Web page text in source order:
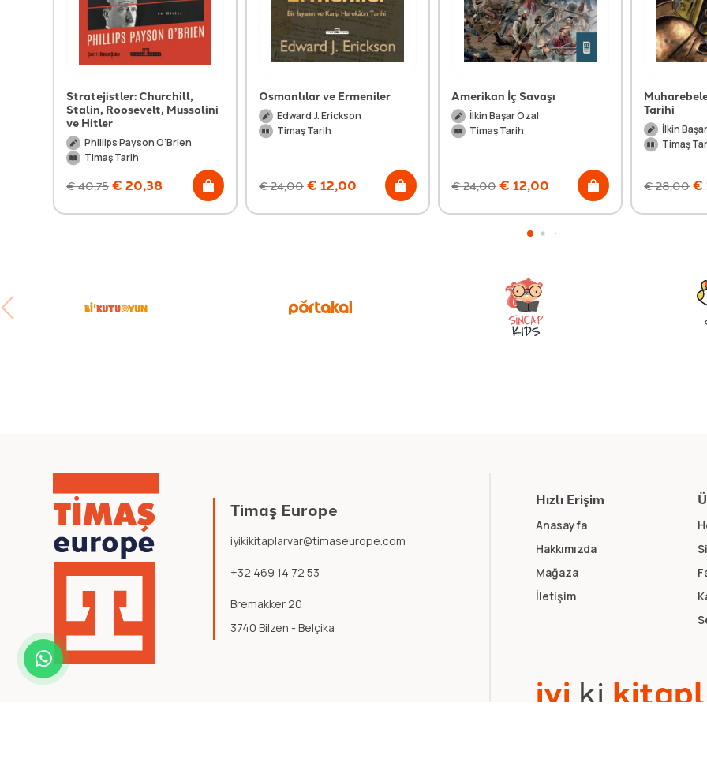
Stratejistler: Churchill,
Stalin, Roosevelt, Mussolini
ve Hitler
Phillips Payson O'Brien
Timaş Tarih
€40,75 € 20,38
Osmanlılar ve Ermeniler
Edward J. Erickson
Timaş Tarih
€24,00 € 12,00
Amerikan İç Savaşı
İlkin Başar Özal
Timaş Tarih
€24,00 € 12,00
Tarihi
İlkin
Timaş
€28,00 €
Timaş Europe
iyikikitaplarvar@timaseurope.com
+32 469 14 72 53
Bremakker 20
3740 Bilzen - Belçika
Hızlı Erişim
Anasayfa
Hakkımızda
Mağaza
İletişim
iyi ki kitapl